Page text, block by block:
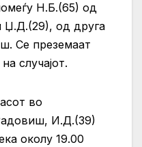
Н.Б.(65) од
Џ.Д.(29), од друга
Се преземаат
случајот.
во
И.Д.(39)
околу 19.00